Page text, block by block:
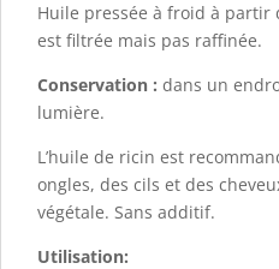
Huile pressée à froid à partir
est filtrée mais pas raffinée.
Conservation : dans un
lumière.
L’huile de ricin est
ongles, des cils et des
végétale. Sans additif.
Utilisation: